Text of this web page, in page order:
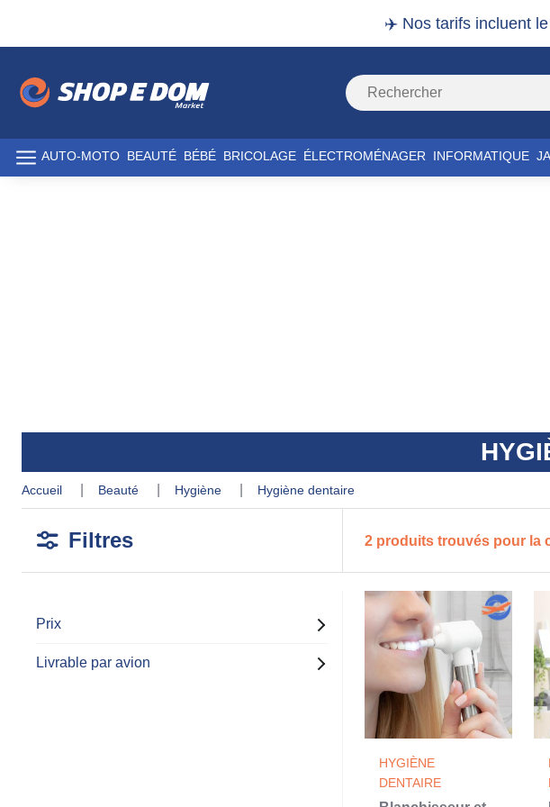
✈️ Nos tarifs incluent
AUTO-MOTO BEAUTÉ BÉBÉ BRICOLAGE ÉLECTROMÉNAGER INFORMATIQUE
accueil beauté hygiène hygiène dentaire
Filtres 2 produits trouvés pour la
Prix
Livrable par avion
HYGIÈNE
DENTAIRE